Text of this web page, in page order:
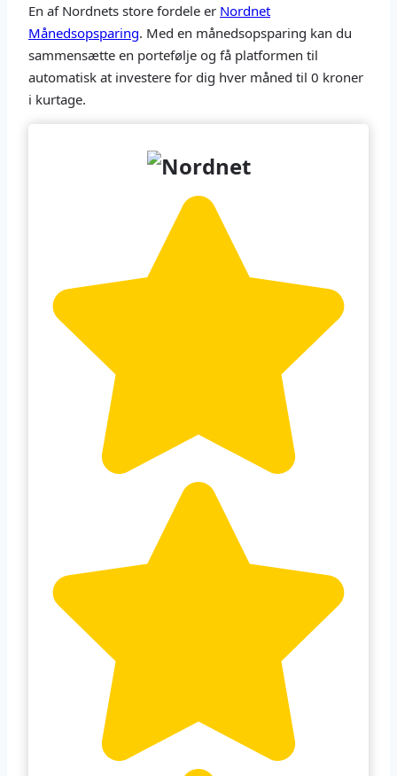
En af Nordnets store fordele er Nordnet
Månedsopsparing. Med en månedsopsparing kan du
sammensætte en portefølje og få platformen til
automatisk at investere for dig hver måned til 0 kroner
i kurtage.